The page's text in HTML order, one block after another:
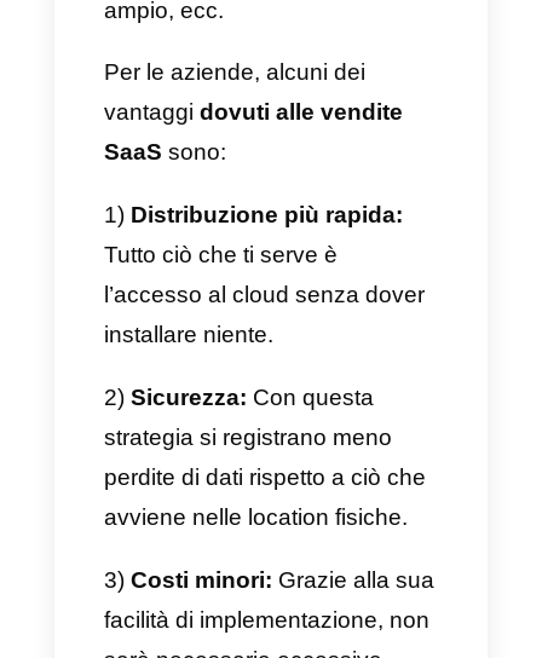
In questo senso, la vendita
SaaS si può applicare a svariati
settori, tutto ciò che ci serve è
un dispositivo dotato di
connessione. Stiamo quindi
parlando di software di
tecnologia, programmazione,
comunicazione, ecc.
Attualmente le aziende di tipo
SaaS stanno sperimentando
grandissima popolarità; ecco